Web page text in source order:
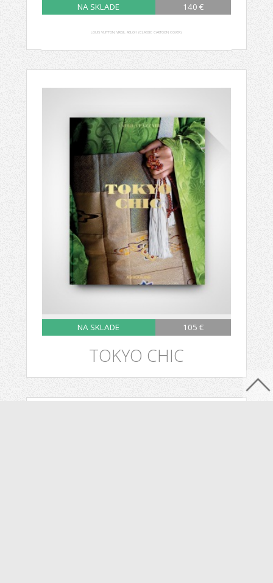
NA SKLADE 140 €
LOUIS VUITTON: VIRGIL ABLOH (CLASSIC CARTOON COVER)
NA SKLADE 105 €
TOKYO CHIC